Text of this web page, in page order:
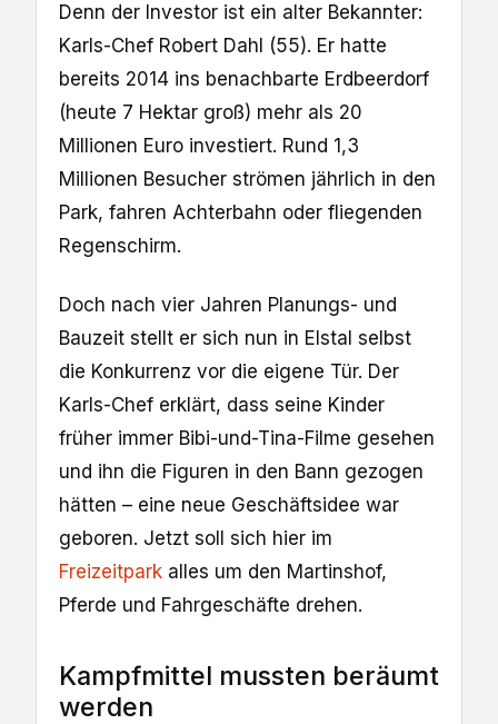
Denn der Investor ist ein alter Bekannter:
Karls-Chef Robert Dahl (55). Er hatte
bereits 2014 ins benachbarte Erdbeerdorf
(heute 7 Hektar groß) mehr als 20
Millionen Euro investiert. Rund 1,3
Millionen Besucher strömen jährlich in den
Park, fahren Achterbahn oder fliegenden
Regenschirm.
Doch nach vier Jahren Planungs- und
Bauzeit stellt er sich nun in Elstal selbst
die Konkurrenz vor die eigene Tür. Der
Karls-Chef erklärt, dass seine Kinder
früher immer Bibi-und-Tina-Filme gesehen
und ihn die Figuren in den Bann gezogen
hätten – eine neue Geschäftsidee war
geboren. Jetzt soll sich hier im
Freizeitpark alles um den Martinshof,
Pferde und Fahrgeschäfte drehen.
Kampfmittel mussten beräumt
werden